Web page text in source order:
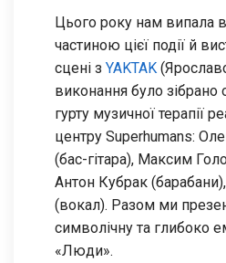
Цього року нам випала
частиною цієї події й
сцені з YAKTAK
виконання було зібрано
гурту музичної терапії
центру Superhumans:
(бас-гітара), Максим
Антон Кубрак (барабани),
(вокал). Разом ми
символічну та глибоко
«Люди».